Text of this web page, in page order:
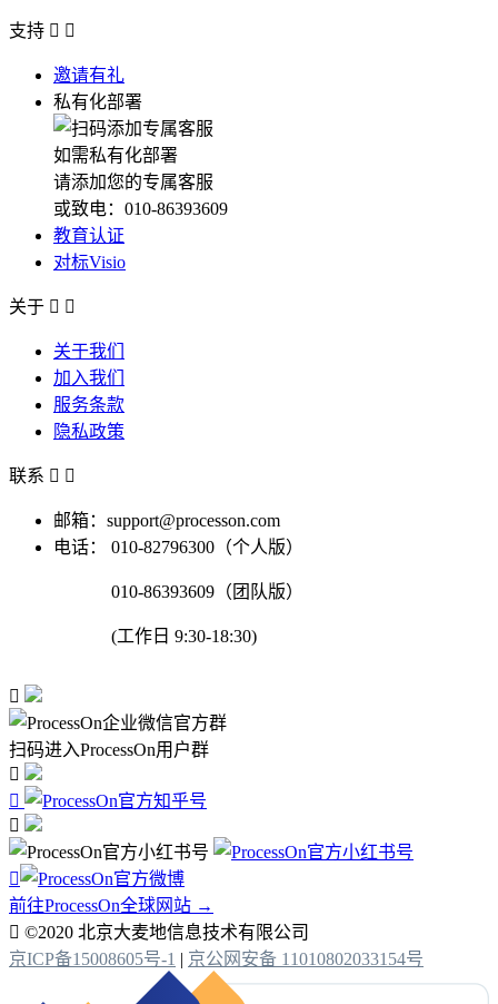
支持  
邀请有礼
私有化部署
如需私有化部署
请添加您的专属客服
或致电：010-86393609
教育认证
对标Visio
关于  
关于我们
加入我们
服务条款
隐私政策
联系  
邮箱：support@processon.com
电话：
010-82796300（个人版）
010-86393609（团队版）
(工作日 9:30-18:30)

扫码进入ProcessOn用户群




前往ProcessOn全球网站 →
 ©2020 北京大麦地信息技术有限公司
京ICP备15008605号-1 | 京公网安备 11010802033154号